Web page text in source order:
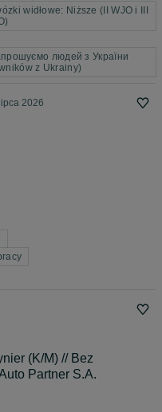
widłowe: Niższe (II WJO i III
людей з України
z Ukrainy)
2026
(K/M) // Bez
Partner S.A.